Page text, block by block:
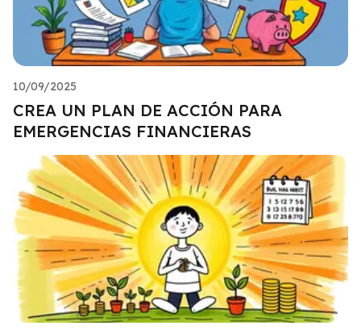
10/09/2025
CREA UN PLAN DE ACCIÓN PARA
EMERGENCIAS FINANCIERAS